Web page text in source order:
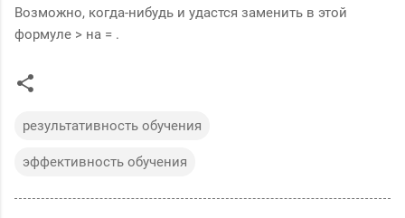
Возможно, когда-нибудь и удастся заменить в этой
формуле > на = .
результативность обучения
эффективность обучения